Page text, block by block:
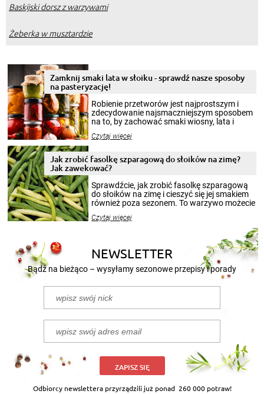
Baskijski dorsz z warzywami
Żeberka w musztardzie
Zamknij smaki lata w słoiku - sprawdź nasze sposoby
na pasteryzację!
Robienie przetworów jest najprostszym i
zdecydowanie najsmaczniejszym sposobem
na to, by zachować smaki wiosny, lata i
krajobrazów, by cieszyć nimi oko w sezonie
pełni poczuć atmosferę cieplejszych
miesięcy. Przygotowanie słoików ze
patenty, które pozwolą zachować świeżość
przetworów.
Czytaj więcej
Jak zrobić fasolkę szparagową do słoików na zimę?
Jak zawekować?
Sprawdźcie, jak zrobić fasolkę szparagową
do słoików na zimę i cieszyć się jej smakiem
również poza sezonem. To warzywo możecie
nasze propozycje!
Czytaj więcej
NEWSLETTER
Bądź na bieżąco – wysyłamy sezonowe przepisy i porady
ZAPISZ SIĘ
Odbiorcy newslettera przyrządzili już ponad 260 000 potraw!